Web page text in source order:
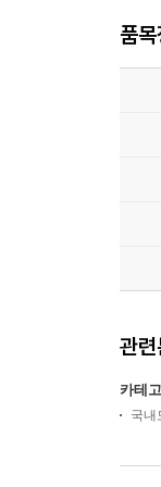
품
관
카테
국내